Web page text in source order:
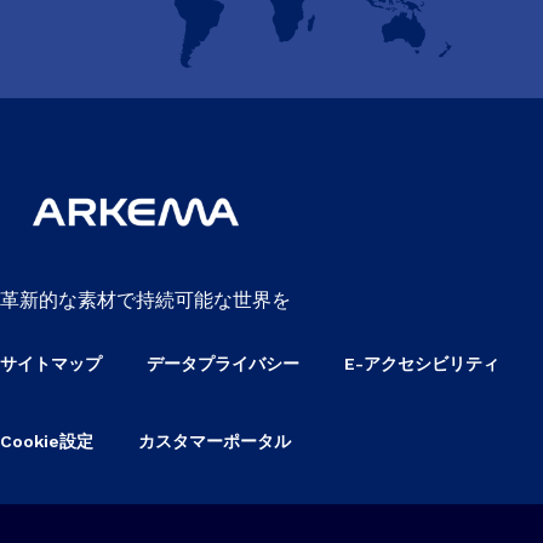
革新的な素材で持続可能な世界を
サイトマップ データプライバシー E-アクセシビリティ
Cookie設定 カスタマーポータル